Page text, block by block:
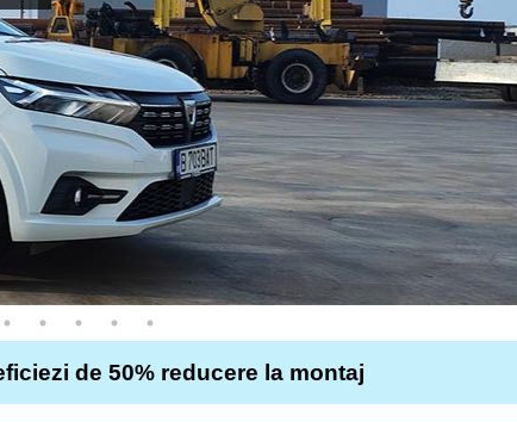
de 50% reducere la montaj